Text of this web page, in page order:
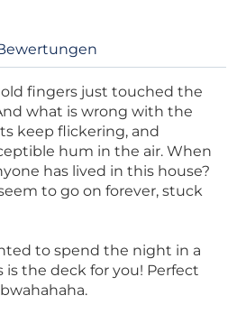
fingers just touched the
what is wrong with the
keep flickering, and
hum in the air. When
has lived in this house?
to go on forever, stuck
to spend the night in a
the deck for you! Perfect